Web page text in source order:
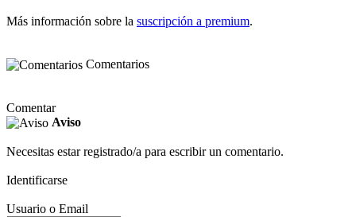
Más información sobre la suscripción a premium.
Comentarios
Comentar
Aviso
Necesitas estar registrado/a para escribir un comentario.
Identificarse
Usuario o Email